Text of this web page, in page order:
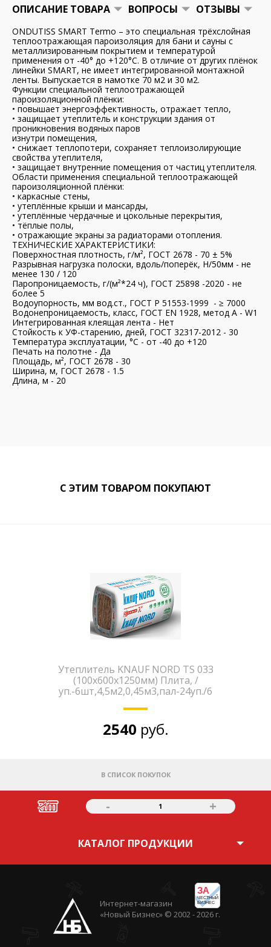
ОПИСАНИЕ ТОВАРА ВОПРОСЫ ОТЗЫВЫ
ONDUTISS SMART Termo – это специальная трёхслойная
теплоотражающая пароизоляция для бани и сауны с
металлизированным покрытием и температурой
применения от -40° до +120°С. В отличие от других плёнок
линейки SMART, не имеет интегрированной монтажной
ленты. Выпускается в намотке 70 м2 и 30 м2.
Функции специальной теплоотражающей
пароизоляционной плёнки:
• повышает энергоэффективность, отражает тепло,
• защищает утеплитель и конструкции здания от
проникновения водяных паров
изнутри помещения,
• снижает теплопотери, сохраняет теплоизолирующие
свойства утеплителя,
• защищает внутренние помещения от частиц утеплителя.
Области применения специальной теплоотражающей
пароизоляционной плёнки:
• каркасные стены,
• утеплённые крыши и мансарды,
• утеплённые чердачные и цокольные перекрытия,
• тёплые полы,
• отражающие экраны за радиаторами отопления.
ТЕХНИЧЕСКИЕ ХАРАКТЕРИСТИКИ:
Поверхностная плотность, г/м², ГОСТ 2678 - 70 ± 5%
Разрывная нагрузка полоски, вдоль/поперёк, H/50мм - не
менее 130 / 120
Паропроницаемость, г/(м²*24 ч), ГОСТ 25898 -2020 - не
более 5
Водоупорность, мм вод.ст., ГОСТ Р 51553-1999 - ≥ 7000
Водонепроницаемость, класс, ГОСТ EN 1928, метод А - W1
Интегрированная клеящая лента - Нет
Стойкость к УФ-старению, дней, ГОСТ 32317-2012 - 30
Температура эксплуатации, °С - от -40 до +120
Печать на полотне - Да
Площадь, м², ГОСТ 2678 - 30
Ширина, м, ГОСТ 2678 - 1.5
Длина, м - 20
С ЭТИМ ТОВАРОМ ПОКУПАЮТ
Утеплитель KNAUF NORD TS 033
(100х600х1250мм) Плита, /
уп.-6шт,4,5м2,0,45м3,пал-24уп./6
2540 руб.
В СПИСОК ПОКУПОК
- 1 +
КАТАЛОГ ПРОДУКЦИИ
ЗА
ЧЕСТНЫЙ
БИЗНЕС
Интернет-магазин
«Новый Бизнес» © 2002 - 2026 г.